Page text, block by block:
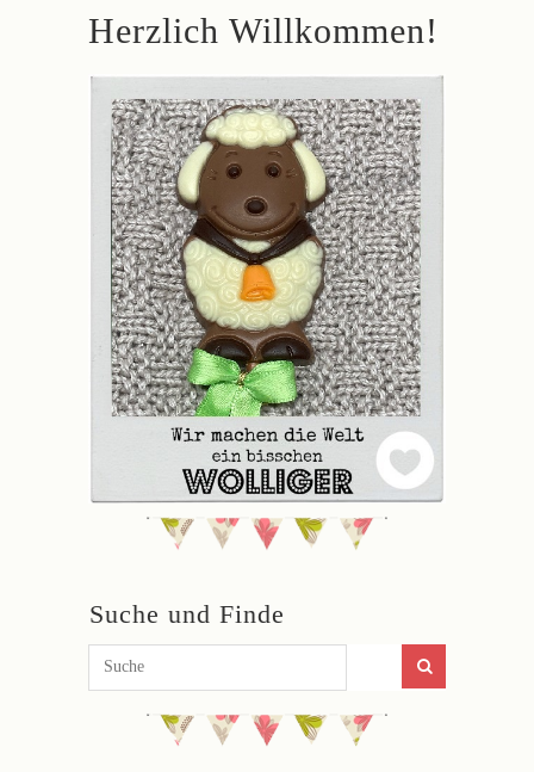
Herzlich Willkommen!
Suche und Finde